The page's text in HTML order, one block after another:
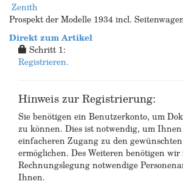
Zenith
Prospekt der Modelle 1934 incl.
Direkt zum Artikel
Schritt 1:
Registrieren.
Hinweis zur Registrierung:
Sie benötigen ein Benutzerkonto, um
zu können. Dies ist notwendig, um
einfacheren Zugang zu den
ermöglichen. Des Weiteren benötigen
Rechnungslegung notwendige
Ihnen.